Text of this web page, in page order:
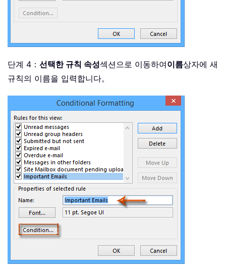
단계 4： 선택한 규칙 속성섹션으로 이동하여이름상자에 새
규칙의 이름을 입력합니다。